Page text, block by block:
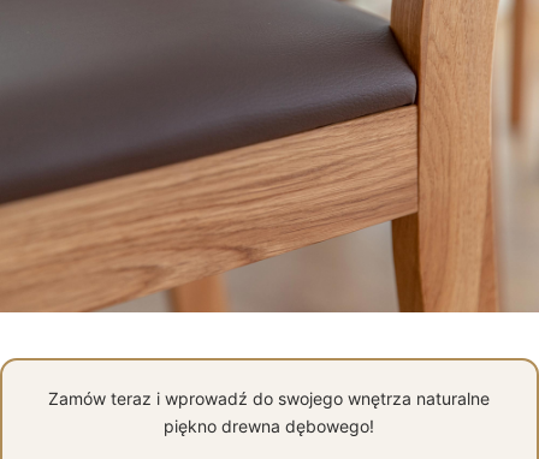
Zamów teraz i wprowadź do swojego wnętrza naturalne
piękno drewna dębowego!